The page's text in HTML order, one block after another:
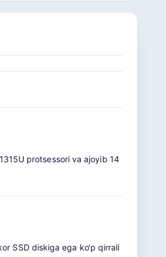
protsessori va ajoyib 14
SSD diskiga ega ko‘p qirrali